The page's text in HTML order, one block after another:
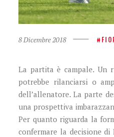
8 Dicembre 2018
La partita è campale. Un
potrebbe rilanciarsi o
dell’allenatore. La parte
una prospettiva
Per quanto riguarda la
confermare la decisione